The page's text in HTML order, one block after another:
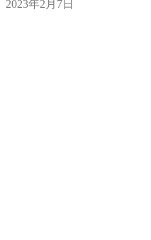
2023年2月7日